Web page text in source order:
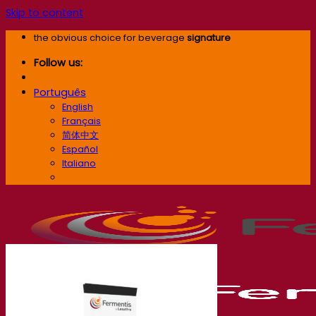
Skip to content
the obvious choice for beverage signature
Follow us:
Português
English
Français
简体中文
Español
Italiano